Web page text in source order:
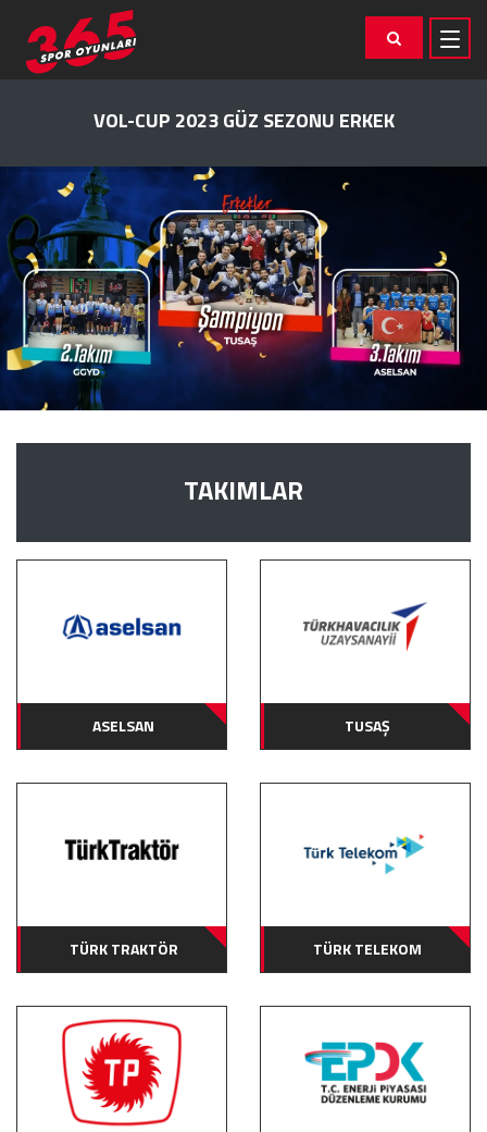
VOL-CUP 2023 GÜZ SEZONU ERKEK
TAKIMLAR
ASELSAN TUSAŞ
TÜRK TRAKTÖR TÜRK TELEKOM